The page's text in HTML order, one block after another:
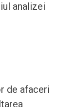
analizei
de afaceri